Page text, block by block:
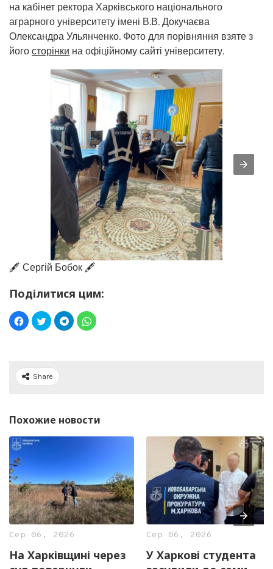
на кабінет ректора Харківського національного
аграрного університету імені В.В. Докучаєва
Олександра Ульянченко. Фото для порівняння взяте з
його сторінки на офіційному сайті університету.
🖋️ Сергій Бобок 🖋️
Поділитися цим:
Share
Похожие новости
Сер 06, 2026
На Харківщині через
Сер 06, 2026
У Харкові студента